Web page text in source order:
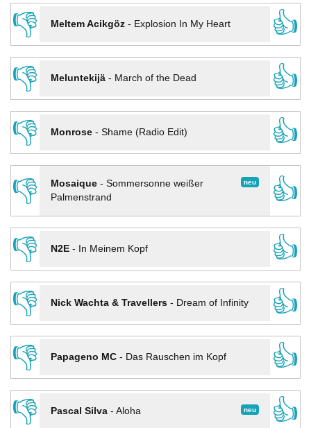
👎
Meltem Acikgöz- Explosion In My Heart
👍
👎
Meluntekijä- March of the Dead
👍
👎
Monrose- Shame (Radio Edit)
👍
👎
neu
Mosaique- Sommersonne weißer
Palmenstrand
👍
👎
N2E- In Meinem Kopf
👍
👎
Nick Wachta & Travellers- Dream of Infinity
👍
👎
Papageno MC- Das Rauschen im Kopf
👍
👎
neu
Pascal Silva- Aloha
👍